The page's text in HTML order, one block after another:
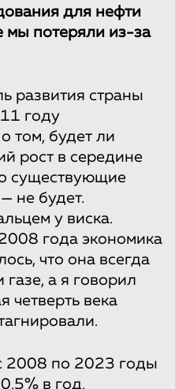
для нефти
мы потеряли из-за
развития страны
году
том, будет ли
рост в середине
существующие
не будет.
у виска.
года экономика
что она всегда
газе, а я говорил
четверть века
2008 по 2023 годы
в год,